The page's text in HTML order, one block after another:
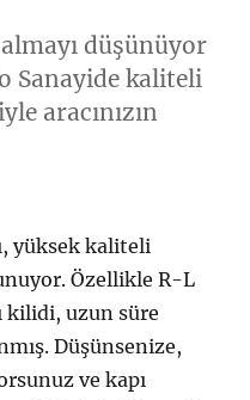
düşünüyor
Sanayide kaliteli
aracınızın
yüksek kaliteli
Özellikle R-L
kilidi, uzun süre
Düşünsenize,
ve kapı